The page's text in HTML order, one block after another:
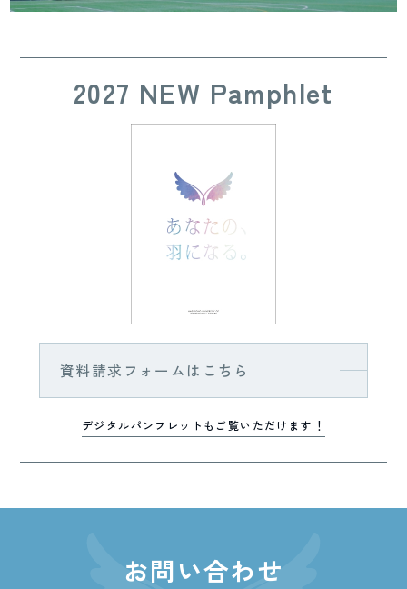
2027 NEW Pamphlet
資料請求フォームはこちら
デジタルパンフレットもご覧いただけます！
お問い合わせ